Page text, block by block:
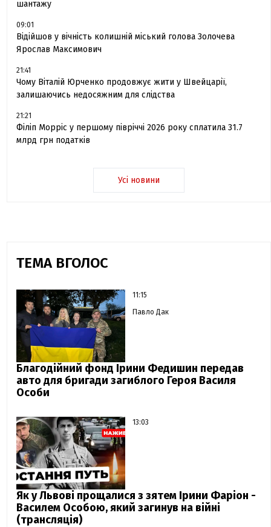
шантажу
09:01
Відійшов у вічність колишній міський голова Золочева
Ярослав Максимович
21:41
Чому Віталій Юрченко продовжує жити у Швейцарії,
залишаючись недосяжним для слідства
21:21
Філіп Морріс у першому півріччі 2026 року сплатила 31.7
млрд грн податків
Усі новини
ТЕМА ВГОЛОС
11:15
Павло Дак
Благодійний фонд Ірини Федишин передав
авто для бригади загиблого Героя Василя
Особи
13:03
Як у Львові прощалися з зятем Ірини Фаріон -
Василем Особою, який загинув на війні
(трансляція)